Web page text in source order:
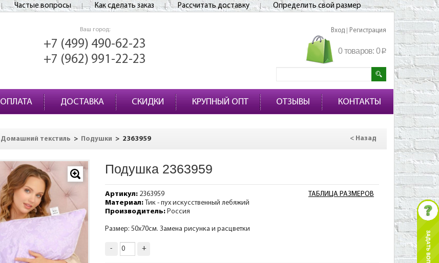
Частые вопросы Как сделать заказ Рассчитать доставку Определить свой размер
Ваш город:
+7 (499) 490-62-23
+7 (962) 991-22-23
Вход Регистрация
0 товаров: 0p
ОПЛАТА ДОСТАВКА СКИДКИ КРУПНЫЙ ОПТ ОТЗЫВЫ КОНТАКТЫ
Домашний текстиль > Подушки > 2363959 < Назад
Подушка 2363959
ТАБЛИЦА РАЗМЕРОВ
Артикул:2363959
Материал:Тик - пух искусственный лебяжий
Производитель:Россия
Размер: 50х70см. Замена рисунка и расцветки
- +